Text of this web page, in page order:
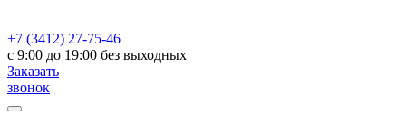
+7 (3412) 27-75-46
c 9:00 до 19:00 без выходных
Заказать
звонок